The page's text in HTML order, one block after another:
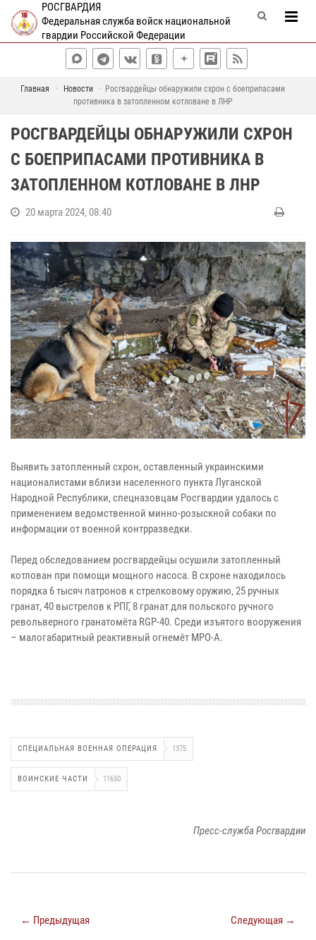
РОСГВАРДИЯ
Федеральная служба войск национальной
гвардии Российской Федерации
Главная Новости
Росгвардейцы обнаружили схрон с боеприпасами
противника в затопленном котловане в ЛНР
РОСГВАРДЕЙЦЫ ОБНАРУЖИЛИ СХРОН
С БОЕПРИПАСАМИ ПРОТИВНИКА В
ЗАТОПЛЕННОМ КОТЛОВАНЕ В ЛНР
20 марта 2024, 08:40
Выявить затопленный схрон, оставленный украинскими
националистами вблизи населенного пункта Луганской
Народной Республики, спецназовцам Росгвардии удалось с
применением ведомственной минно-розыскной собаки по
информации от военной контрразведки.
Перед обследованием росгвардейцы осушили затопленный
котлован при помощи мощного насоса. В схроне находилось
порядка 6 тысяч патронов к стрелковому оружию, 25 ручных
гранат, 40 выстрелов к РПГ, 8 гранат для польского ручного
револьверного гранатомёта RGP-40. Среди изъятого вооружения
– малогабаритный реактивный огнемёт МРО-А.
СПЕЦИАЛЬНАЯ ВОЕННАЯ ОПЕРАЦИЯ 1375
ВОИНСКИЕ ЧАСТИ 11650
Пресс-служба Росгвардии
← Предыдущая Следующая →